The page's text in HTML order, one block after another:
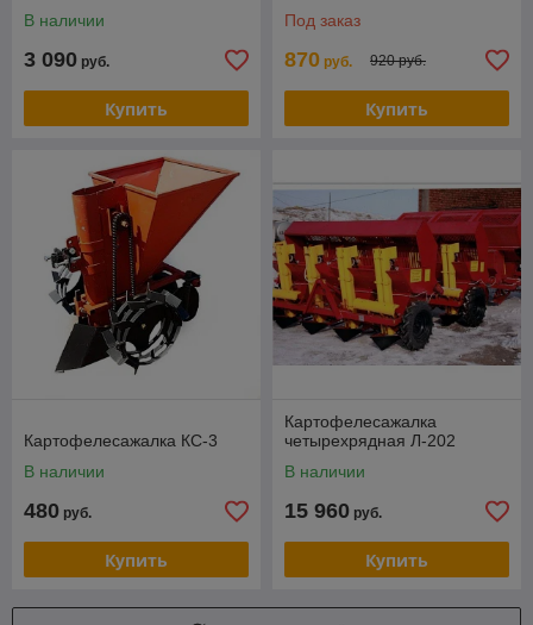
В наличии
3 090 руб.
Купить
Под заказ
870 руб. 920 руб.
Купить
Картофелесажалка КС-3
В наличии
480 руб.
Купить
Картофелесажалка
четырехрядная Л-202
В наличии
15 960 руб.
Купить